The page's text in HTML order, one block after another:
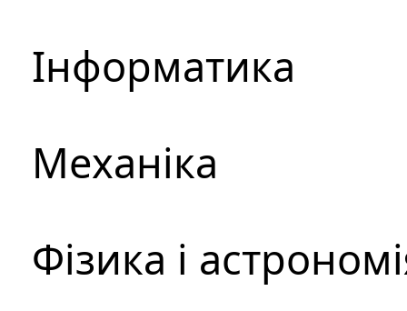
Інформатика
Механіка
Фізика і